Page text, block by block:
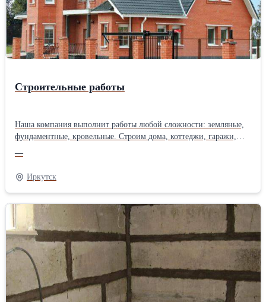
Строительные работы
Наша компания выполнит работы любой сложности: земляные,
фундаментные, кровельные. Строим дома, коттеджи, гаражи,
бруса и др. Полная комплектация строительства материалом.
Своя спецтехника, строительные материалы. Большой опыт
строительных работ, качество и своевременность
гарантируем.Производитель: Собственное производство
—
Иркутск